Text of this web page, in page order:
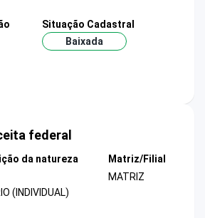
Situação Cadastral
Baixada
federal
da natureza
(INDIVIDUAL)
Matriz/Filial
MATRIZ